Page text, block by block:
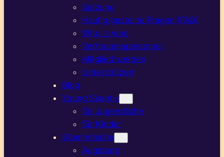
Satzung
Häufig gestellte Fragen (FAQ)
Who is who
Vertrauenspersonen
Mitglied werden
Unterstützen
Blog
Young Skeptix
für Jugendliche
für Kinder
Stammtische
Augsburg